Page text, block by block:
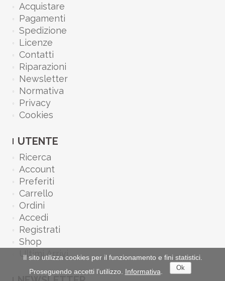
Il sito utilizza cookies per il funzionamento e fini statistici.
Proseguendo accetti l’utilizzo. Informativa Ok
Acquistare
Pagamenti
Spedizione
Licenze
Contatti
Riparazioni
Newsletter
Normativa
Privacy
Cookies
UTENTE
Ricerca
Account
Preferiti
Carrello
Ordini
Accedi
Registrati
Shop
Ultimi Arrivi